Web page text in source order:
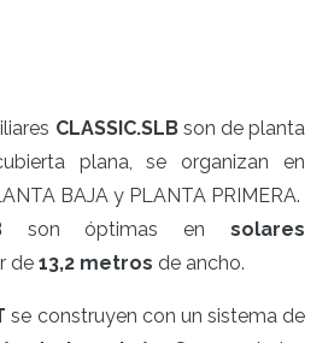
CLASSIC.SLBson de planta
plana, se organizan en
BAJA y PLANTA PRIMERA.
son óptimas ensolares
de 13,2 metros de ancho.
se construyen con un sistema de